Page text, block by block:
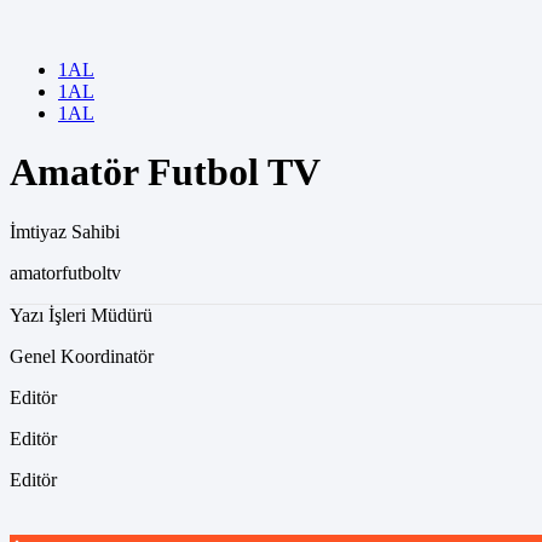
1AL
1AL
1AL
Amatör Futbol TV
İmtiyaz Sahibi
amatorfutboltv
Yazı İşleri Müdürü
Genel Koordinatör
Editör
Editör
Editör